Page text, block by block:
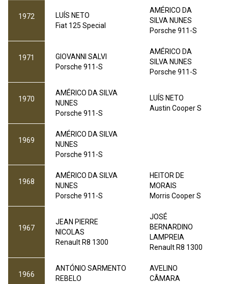
1972
LUÍS NETO
Fiat 125 Special
AMÉRICO DA
SILVA NUNES
Porsche 911-S
1971
GIOVANNI SALVI
Porsche 911-S
AMÉRICO DA
SILVA NUNES
Porsche 911-S
1970
AMÉRICO DA SILVA
NUNES
Porsche 911-S
LUÍS NETO
Austin Cooper S
1969
AMÉRICO DA SILVA
NUNES
Porsche 911-S
1968
AMÉRICO DA SILVA
NUNES
Porsche 911-S
HEITOR DE
MORAIS
Morris Cooper S
1967
JEAN PIERRE
NICOLAS
Renault R8 1300
JOSÉ
BERNARDINO
LAMPREIA
Renault R8 1300
1966
ANTÓNIO SARMENTO
REBELO
AVELINO
CÂMARA